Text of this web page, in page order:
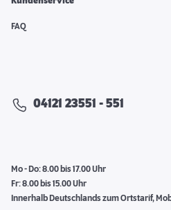
FAQ
04121 23551 - 551
Mo - Do: 8.00 bis 17.00 Uhr
Fr: 8.00 bis 15.00 Uhr
Innerhalb Deutschlands zum Ortstarif,